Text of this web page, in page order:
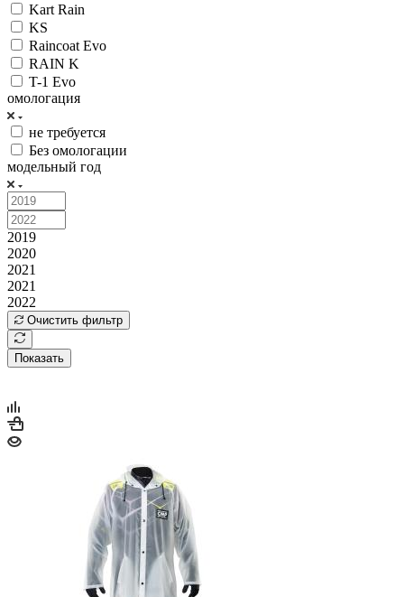
Kart Rain
KS
Raincoat Evo
RAIN K
T-1 Evo
омологация
не требуется
Без омологации
модельный год
2019
2020
2021
2021
2022
Очистить фильтр
Показать